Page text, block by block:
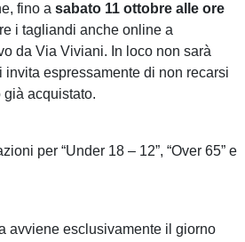
fino asabato 11 ottobre alle ore
i tagliandi anche online a
da Via Viviani. In loco non sarà
espressamente di non recarsi
acquistato.
per “Under 18 – 12”, “Over 65” e
avviene esclusivamente il giorno